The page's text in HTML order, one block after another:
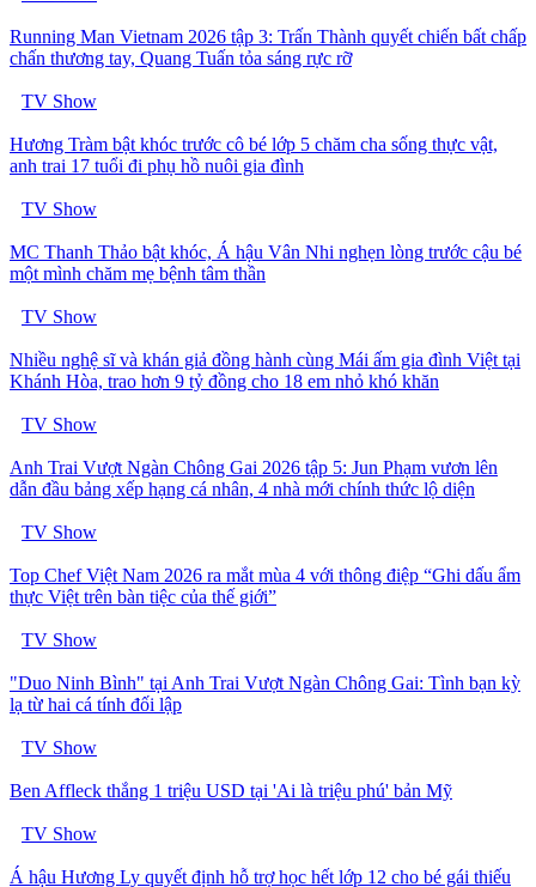
Running Man Vietnam 2026 tập 3: Trấn Thành quyết chiến bất chấp
chấn thương tay, Quang Tuấn tỏa sáng rực rỡ
TV Show
Hương Tràm bật khóc trước cô bé lớp 5 chăm cha sống thực vật,
anh trai 17 tuổi đi phụ hồ nuôi gia đình
TV Show
MC Thanh Thảo bật khóc, Á hậu Vân Nhi nghẹn lòng trước cậu bé
một mình chăm mẹ bệnh tâm thần
TV Show
Nhiều nghệ sĩ và khán giả đồng hành cùng Mái ấm gia đình Việt tại
Khánh Hòa, trao hơn 9 tỷ đồng cho 18 em nhỏ khó khăn
TV Show
Anh Trai Vượt Ngàn Chông Gai 2026 tập 5: Jun Phạm vươn lên
dẫn đầu bảng xếp hạng cá nhân, 4 nhà mới chính thức lộ diện
TV Show
Top Chef Việt Nam 2026 ra mắt mùa 4 với thông điệp “Ghi dấu ẩm
thực Việt trên bàn tiệc của thế giới”
TV Show
"Duo Ninh Bình" tại Anh Trai Vượt Ngàn Chông Gai: Tình bạn kỳ
lạ từ hai cá tính đối lập
TV Show
Ben Affleck thắng 1 triệu USD tại 'Ai là triệu phú' bản Mỹ
TV Show
Á hậu Hương Ly quyết định hỗ trợ học hết lớp 12 cho bé gái thiếu